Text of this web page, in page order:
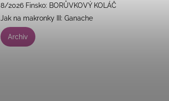
8/2026 Finsko: BORŮVKOVÝ KOLÁČ
Jak na makronky III: Ganache
Archiv